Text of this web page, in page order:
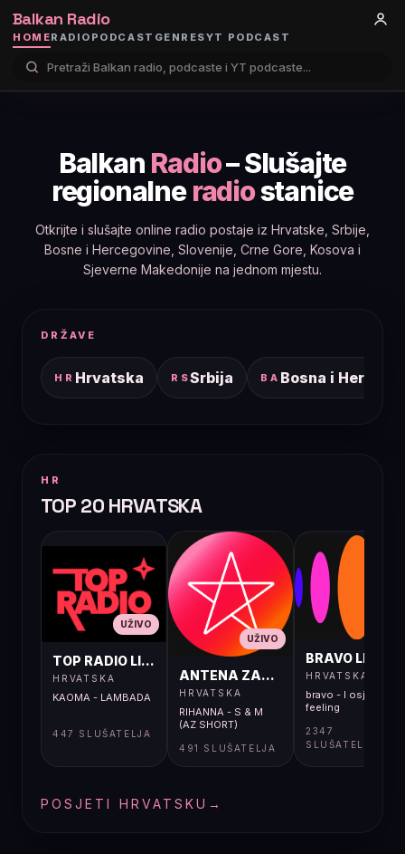
Balkan Radio
HOMERADIO PODCAST GENRESYT PODCAST
Balkan Radio– Slušajte
regionalneradiostanice
Otkrijte i slušajte online radio postaje iz Hrvatske, Srbije,
Bosne i Hercegovine, Slovenije, Crne Gore, Kosova i
Sjeverne Makedonije na jednom mjestu.
DRŽAVE
HR Hrvatska RSSrbija BA Bosna i
HR
TOP 20 HRVATSKA
UŽIVO
TOP RADIO LIVE
HRVATSKA
KAOMA - LAMBADA
447 SLUŠATELJA
UŽIVO
ANTENA ZAGREB LIVE
HRVATSKA
RIHANNA - S & M
(AZ SHORT)
491 SLUŠATELJA
BRAVO LIVE
HRVATSKA
bravo - I osjećaj i
feeling
2347
SLUŠATELJA
POSJETI HRVATSKU →